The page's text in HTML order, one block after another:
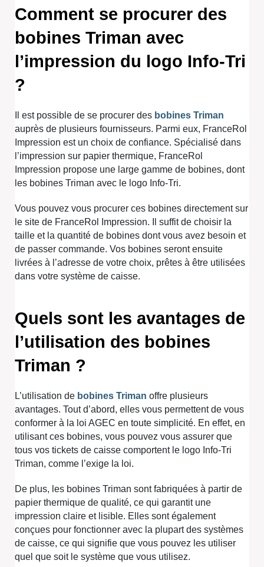
Comment se procurer des
bobines Triman avec
l’impression du logo Info-Tri
?
Il est possible de se procurer des bobines Triman
auprès de plusieurs fournisseurs. Parmi eux, FranceRol
Impression est un choix de confiance. Spécialisé dans
l’impression sur papier thermique, FranceRol
Impression propose une large gamme de bobines, dont
les bobines Triman avec le logo Info-Tri.
Vous pouvez vous procurer ces bobines directement sur
le site de FranceRol Impression. Il suffit de choisir la
taille et la quantité de bobines dont vous avez besoin et
de passer commande. Vos bobines seront ensuite
livrées à l’adresse de votre choix, prêtes à être utilisées
dans votre système de caisse.
Quels sont les avantages de
l’utilisation des bobines
Triman ?
L’utilisation de bobines Triman offre plusieurs
avantages. Tout d’abord, elles vous permettent de vous
conformer à la loi AGEC en toute simplicité. En effet, en
utilisant ces bobines, vous pouvez vous assurer que
tous vos tickets de caisse comportent le logo Info-Tri
Triman, comme l’exige la loi.
De plus, les bobines Triman sont fabriquées à partir de
papier thermique de qualité, ce qui garantit une
impression claire et lisible. Elles sont également
conçues pour fonctionner avec la plupart des systèmes
de caisse, ce qui signifie que vous pouvez les utiliser
quel que soit le système que vous utilisez.